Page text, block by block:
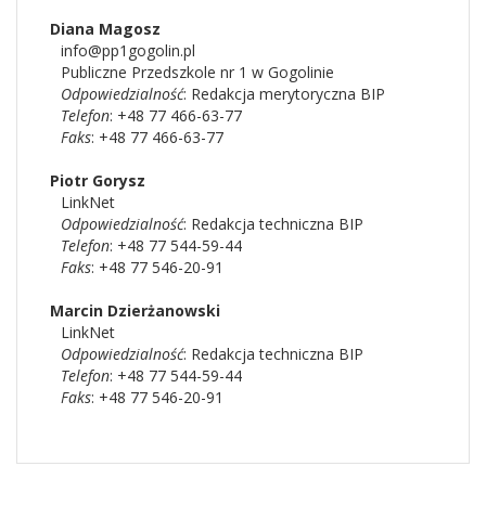
Diana Magosz
info@pp1gogolin.pl
Publiczne Przedszkole nr 1 w Gogolinie
Odpowiedzialność: Redakcja merytoryczna BIP
Telefon: +48 77 466-63-77
Faks: +48 77 466-63-77
Piotr Gorysz
LinkNet
Odpowiedzialność: Redakcja techniczna BIP
Telefon: +48 77 544-59-44
Faks: +48 77 546-20-91
Marcin Dzierżanowski
LinkNet
Odpowiedzialność: Redakcja techniczna BIP
Telefon: +48 77 544-59-44
Faks: +48 77 546-20-91